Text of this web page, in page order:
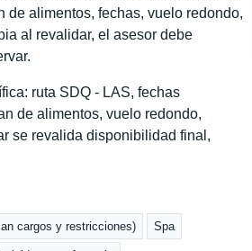
de alimentos, fechas, vuelo redondo,
al revalidar, el asesor debe
ruta SDQ - LAS, fechas
de alimentos, vuelo redondo,
se revalida disponibilidad final,
cargos y restricciones) Spa